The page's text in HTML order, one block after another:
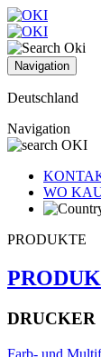
Navigation
Deutschland
Navigation
WO
PRODUKTE
DRUCKER
Farb- und